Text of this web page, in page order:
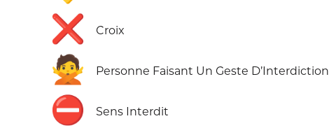
❌ Croix
🙅 Personne Faisant Un Geste D’Interdiction
⛔ Sens Interdit